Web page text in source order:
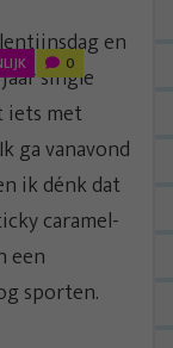
0
en
single
iets met
ga vanavond
ik dénk dat
caramel-
een
sporten.